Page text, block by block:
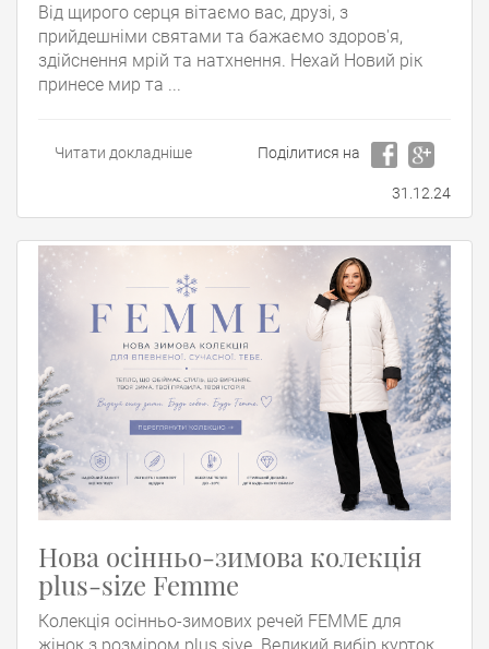
Від щирого серця вітаємо вас, друзі, з
прийдешніми святами та бажаємо здоров'я,
здійснення мрій та натхнення. Нехай Новий рік
принесе мир та ...
Читати докладніше Поділитися на
31.12.24
Нова осінньо-зимова колекція
plus-size Femme
Колекція осінньо-зимових речей FEMME для